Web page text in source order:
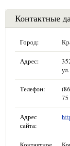
Контактные
Город:
Адрес:
Телефон:
75
Адрес
сайта: